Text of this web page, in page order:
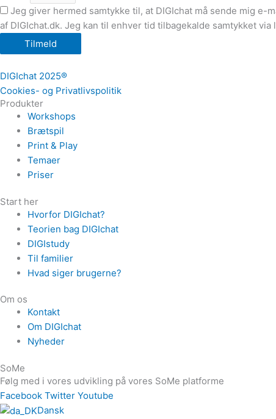
Jeg giver hermed samtykke til, at DIGIchat må sende mig
af DIGIchat.dk. Jeg kan til enhver tid tilbagekalde samtykket
Tilmeld
DIGIchat 2025®
Cookies- og Privatlivspolitik
Produkter
Workshops
Brætspil
Print & Play
Temaer
Priser
Start her
Hvorfor DIGIchat?
Teorien bag DIGIchat
DIGIstudy
Til familier
Hvad siger brugerne?
Om os
Kontakt
Om DIGIchat
Nyheder
SoMe
Følg med i vores udvikling på vores SoMe platforme
Facebook Twitter Youtube
Dansk